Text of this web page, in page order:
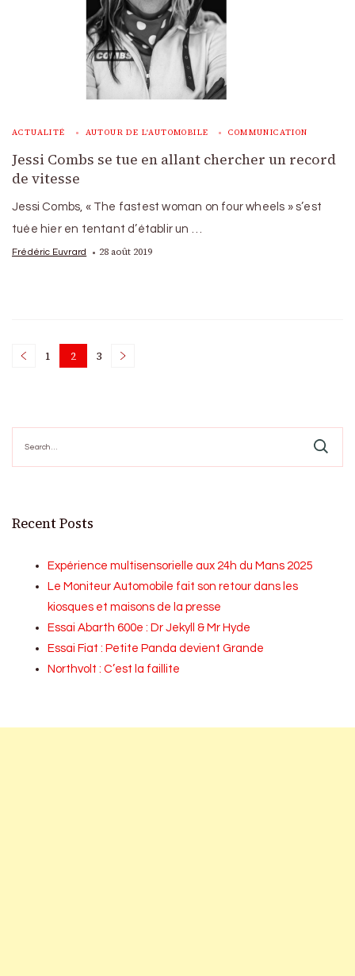
ACTUALITÉ AUTOUR DE L'AUTOMOBILE COMMUNICATION
Jessi Combs se tue en allant chercher un record
de vitesse
Jessi Combs, « The fastest woman on four wheels » s’est
tuée hier en tentant d’établir un …
Frédéric Euvrard 28 août 2019
Posts
Page
1 Page
2 Page
3
for:
Recent Posts
Expérience multisensorielle aux 24h du Mans 2025
Le Moniteur Automobile fait son retour dans les
kiosques et maisons de la presse
Essai Abarth 600e : Dr Jekyll & Mr Hyde
Essai Fiat : Petite Panda devient Grande
Northvolt : C’est la faillite